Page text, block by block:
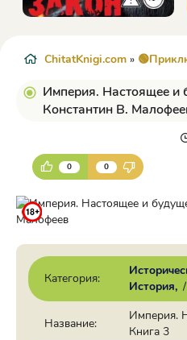
ChitatKnigi.com »
Империя. Настоящее и
Константин В.
0 0
Категория:
История /
Название:
Империя.
Книга 3